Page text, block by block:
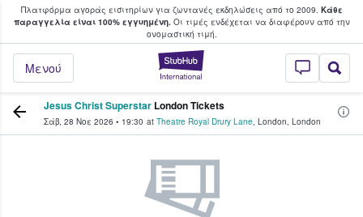
Πλατφόρμα αγοράς εισιτηρίων για ζωντανές εκδηλώσεις από το 2009. Κάθε
παραγγελία είναι 100% εγγυημένη.Οι τιμές ενδέχεται να διαφέρουν από την
oνομαστική τιμή.
StubHub - Όπου
Μενού
φαν αγοράζουν και πουλούν
Jesus Christ Superstar London Tickets
Σάβ, 28 Νοε 2026 • 19:30 at Theatre Royal Drury Lane, London, London